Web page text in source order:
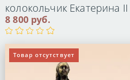
колокольчик Екатерина
8 800 руб.
Товар отсутствует